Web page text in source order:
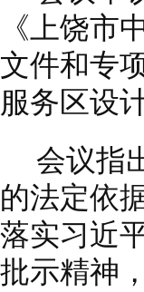
《上饶市
文件和专
服务区设
会议指
的法定依
落实习近
批示精神